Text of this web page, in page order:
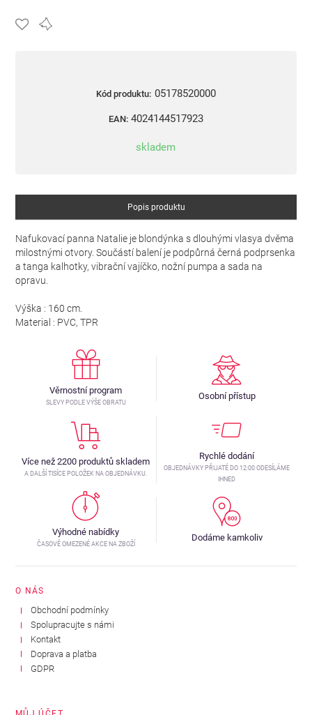
Kód produktu: 05178520000
EAN: 4024144517923
skladem
Popis produktu
Nafukovací panna Natalie je blondýnka s dlouhými vlasya dvěma
milostnými otvory. Součástí balení je podpůrná černá podprsenka
a tanga kalhotky, vibrační vajíčko, nožní pumpa a sada na
opravu.
Výška : 160 cm.
Material : PVC, TPR
Věrnostní program
SLEVY PODLE VÝŠE OBRATU
Osobní přístup
Více než 2200 produktů skladem
A DALŠÍ TISÍCE POLOŽEK NA OBJEDNÁVKU.
Rychlé dodání
OBJEDNÁVKY PŘIJATÉ DO 12:00 ODESÍLÁME
IHNED
Výhodné nabídky
ČASOVĚ OMEZENÉ AKCE NA ZBOŽÍ
Dodáme kamkoliv
O NÁS
Obchodní podmínky
Spolupracujte s námi
Kontakt
Doprava a platba
GDPR